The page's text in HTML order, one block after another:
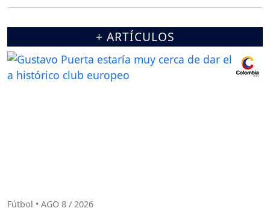
+ ARTÍCULOS
Fútbol • AGO 8 / 2026